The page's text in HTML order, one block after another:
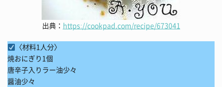
出典： https://cookpad.com/recipe/673041
〈材料1人分〉
焼おにぎり1個
唐辛子入りラー油少々
醤油少々